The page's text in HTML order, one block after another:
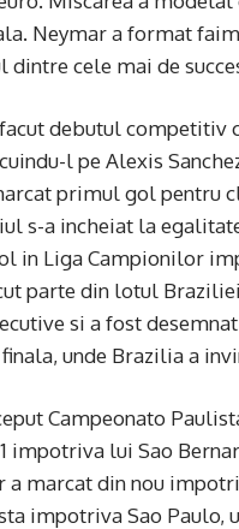
Neymar a format
dintre cele mai de
debutul competitiv
l pe Alexis
primul gol pentru
s-a incheiat la
in Liga Campionilor
parte din lotul
si a fost
unde Brazilia a
Campeonato
impotriva lui Sao
a marcat din nou
impotriva Sao Paulo,